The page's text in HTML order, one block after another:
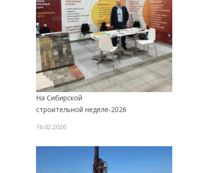
На Сибирской
строительной неделе-2026
16.02.2026